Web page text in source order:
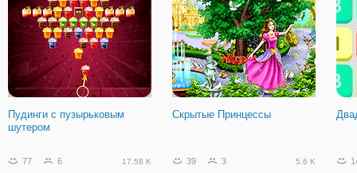
Цветок Пустыни
Пудинги с пузырьковым
шутером
Скрытые Принцессы
77 6 17.58 K 39 3 5.6 K